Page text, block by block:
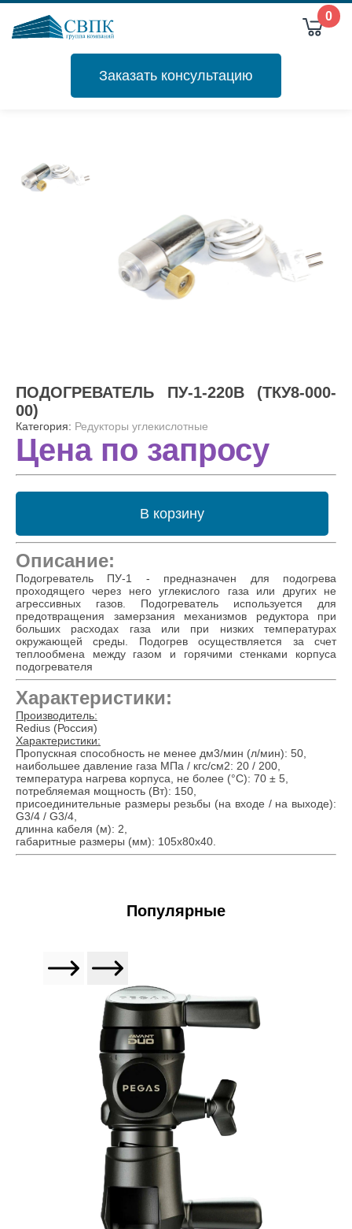
0
Заказать консультацию
ПОДОГРЕВАТЕЛЬ ПУ-1-220В (ТКУ8-000-
00)
Категория: Редукторы углекислотные
Цена по запросу
В корзину
Описание:
Подогреватель ПУ-1 - предназначен для подогрева
проходящего через него углекислого газа или других не
агрессивных газов. Подогреватель используется для
предотвращения замерзания механизмов редуктора при
больших расходах газа или при низких температурах
окружающей среды. Подогрев осуществляется за счет
теплообмена между газом и горячими стенками корпуса
подогревателя
Характеристики:
Производитель:
Redius (Россия)
Характеристики:
Пропускная способность не менее дм3/мин (л/мин): 50,
наибольшее давление газа МПа / кгс/см2: 20 / 200,
температура нагрева корпуса, не более (°C): 70 ± 5,
потребляемая мощность (Вт): 150,
присоединительные размеры резьбы (на входе / на выходе):
G3/4 / G3/4,
длинна кабеля (м): 2,
габаритные размеры (мм): 105х80х40.
Популярные